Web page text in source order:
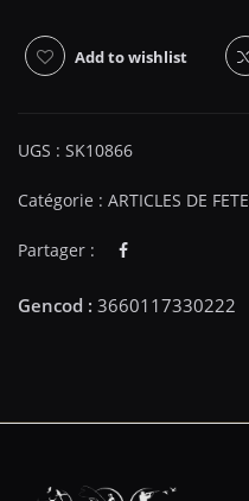
Add to wishlist
UGS : SK10866
Catégorie : ARTICLES DE FETE
Partager :